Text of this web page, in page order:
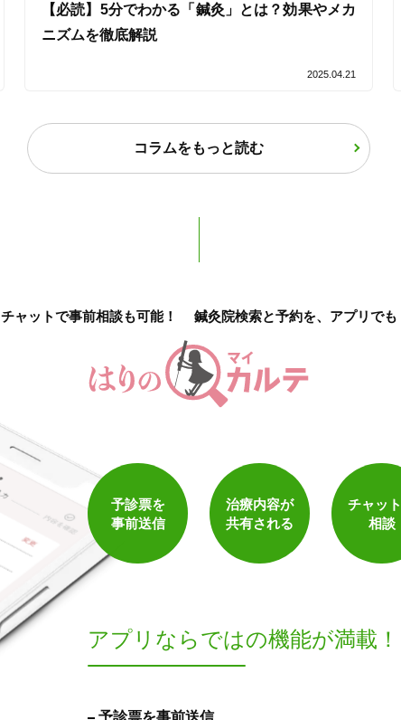
オンラインサポートあり 丁寧な説明
トライアルコースあり
【必読】5分でわかる「鍼灸」とは？効果やメカ
ニズムを徹底解説
2025.04.21
コラムをもっと読む
チャットで事前相談も可能！ 鍼灸院検索と予約を、アプリでも
予診票を
事前送信
治療内容が
共有される
チャッ
相談
アプリならではの機能が満載！